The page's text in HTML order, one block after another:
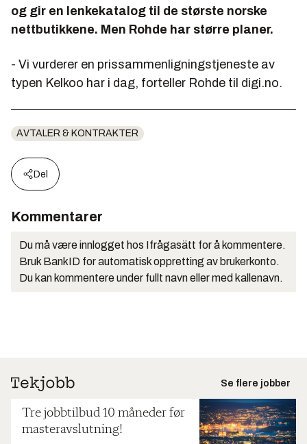
og gir en lenkekatalog til de største norske
nettbutikkene. Men Rohde har større planer.
- Vi vurderer en prissammenligningstjeneste av
typen Kelkoo har i dag, forteller Rohde til digi.no.
AVTALER & KONTRAKTER
Del
Kommentarer
Du må være innlogget hos Ifrågasätt for å kommentere.
Bruk BankID for automatisk oppretting av brukerkonto.
Du kan kommentere under fullt navn eller med kallenavn.
Se flere jobber
Tre jobbtilbud 10 måneder før
masteravslutning!